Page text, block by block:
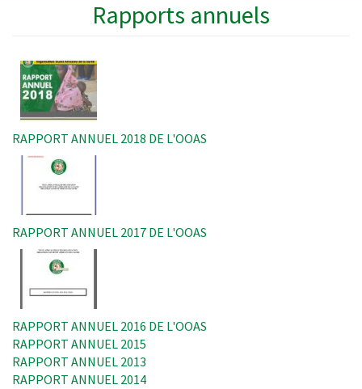
Rapports annuels
Image
RAPPORT ANNUEL 2018 DE L'OOAS
Image
RAPPORT ANNUEL 2017 DE L'OOAS
Image
RAPPORT ANNUEL 2016 DE L'OOAS
RAPPORT ANNUEL 2015
RAPPORT ANNUEL 2013
RAPPORT ANNUEL 2014